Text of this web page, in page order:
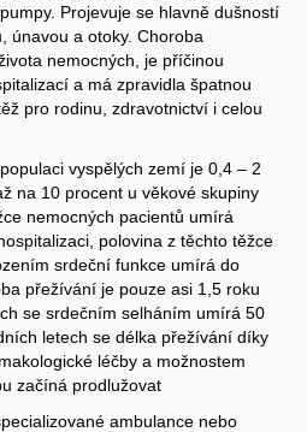
Projevuje se hlavně dušností
únavou a otoky. Choroba
nemocných, je příčinou
a má zpravidla špatnou
pro rodinu, zdravotnictví i celou
vyspělých zemí je 0,4 – 2
na 10 procent u věkové skupiny
nemocných pacientů umírá
polovina z těchto těžce
srdeční funkce umírá do
přežívání je pouze asi 1,5 roku
se srdečním selháním umírá 50
letech se délka přežívání díky
léčby a možnostem
začíná prodlužovat
ambulance nebo